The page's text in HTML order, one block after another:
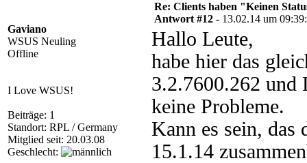
Gaviano
WSUS Neuling
Offline
I Love WSUS!
Beiträge: 1
Standort: RPL / Germany
Mitglied seit: 20.03.08
Geschlecht:
Re: Clients haben "Keinen
Antwort #12 - 13.02.14 um
Hallo Leute,
habe hier das
3.2.7600.262 und
keine Probleme.
Kann es sein, das
15.1.14